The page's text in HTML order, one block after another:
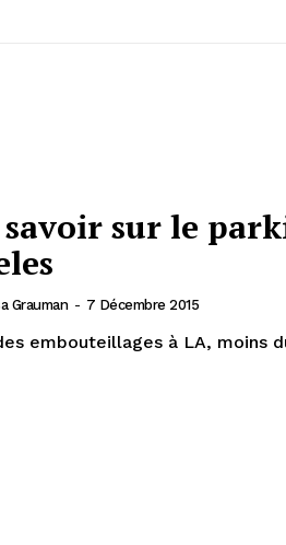
savoir sur le
Grauman - 7 Décembre 2015
embouteillages à LA, moins